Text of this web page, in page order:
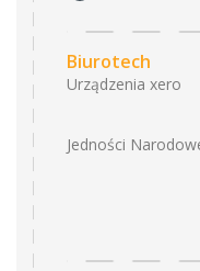
Biurotech
Urządzenia xero
Jedności